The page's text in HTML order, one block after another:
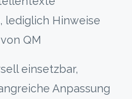
lediglich Hinweise
QM
einsetzbar,
Anpassung